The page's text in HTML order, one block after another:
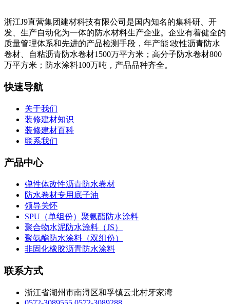
浙江J9直营集团建材科技有限公司是国内知名的集科研、开
发、生产自动化为一体的防水材料生产企业。企业有着健全的
质量管理体系和先进的产品检测手段，年产能∶改性沥青防水
卷材、自粘沥青防水卷材1500万平方米；高分子防水卷材800
万平方米；防水涂料100万吨，产品品种齐全。
快速导航
关于我们
装修建材知识
装修建材百科
联系我们
产品中心
弹性体改性沥青防水卷材
防水卷材专用底子油
领导关怀
SPU（单组份）聚氨酯防水涂料
聚合物水泥防水涂料（JS）
聚氨酯防水涂料（双组份）
非固化橡胶沥青防水涂料
联系方式
浙江省湖州市南浔区和孚镇云北村牙家湾